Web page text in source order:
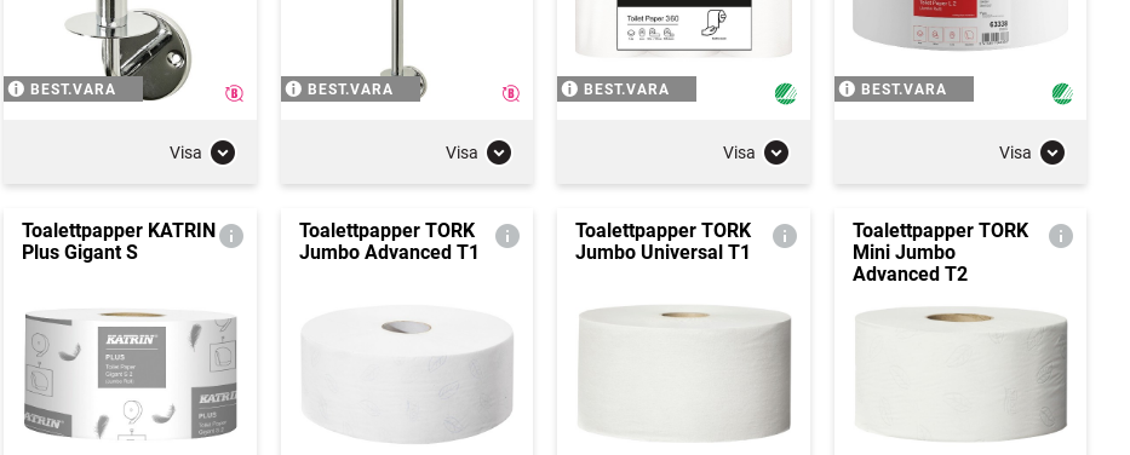
BEST.VARA
Visa
BEST.VARA
Visa
BEST.VARA
Visa
BEST.VARA
Visa
Toalettpapper KATRIN
Plus Gigant S
Toalettpapper TORK
Jumbo Advanced T1
Toalettpapper TORK
Jumbo Universal T1
Toalettpapper TORK
Mini Jumbo
Advanced T2